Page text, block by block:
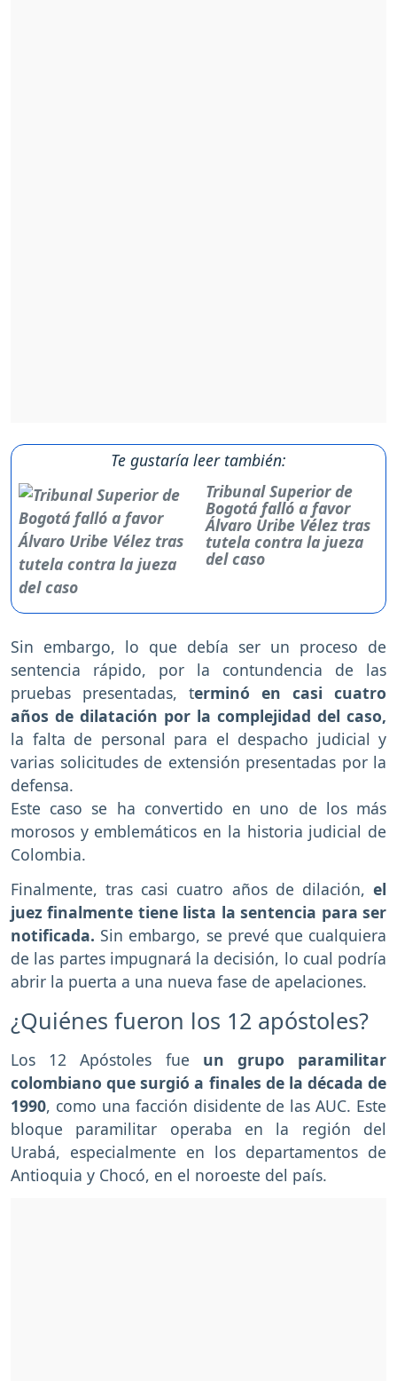
Te gustaría leer también:
Tribunal Superior de
Bogotá falló a favor
Álvaro Uribe Vélez tras
tutela contra la jueza
del caso
Sin embargo, lo que debía ser un proceso de
sentencia rápido, por la contundencia de las
pruebas presentadas, terminó en casi cuatro
años de dilatación por la complejidad del caso,
la falta de personal para el despacho judicial y
varias solicitudes de extensión presentadas por la
defensa.
Este caso se ha convertido en uno de los más
morosos y emblemáticos en la historia judicial de
Colombia.
Finalmente, tras casi cuatro años de dilación, el
juez finalmente tiene lista la sentencia para ser
notificada. Sin embargo, se prevé que cualquiera
de las partes impugnará la decisión, lo cual podría
abrir la puerta a una nueva fase de apelaciones.
¿Quiénes fueron los 12 apóstoles?
Los 12 Apóstoles fue un grupo paramilitar
colombiano que surgió a finales de la década de
1990, como una facción disidente de las AUC. Este
bloque paramilitar operaba en la región del
Urabá, especialmente en los departamentos de
Antioquia y Chocó, en el noroeste del país.